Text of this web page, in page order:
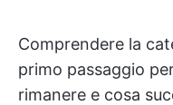
Comprendere la
primo passaggio
rimanere e cosa